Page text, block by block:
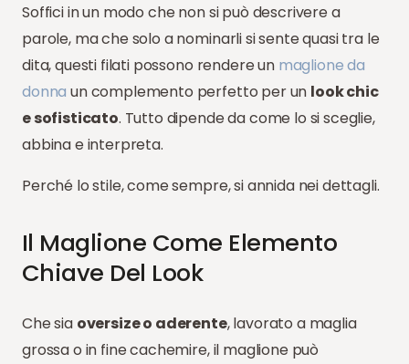
Soffici in un modo che non si può descrivere a
parole, ma che solo a nominarli si sente quasi tra le
dita, questi filati possono rendere un maglione da
donna un complemento perfetto per un look chic
e sofisticato. Tutto dipende da come lo si sceglie,
abbina e interpreta.
Perché lo stile, come sempre, si annida nei dettagli.
Il Maglione Come Elemento
Chiave Del Look
Che sia oversize o aderente, lavorato a maglia
grossa o in fine cachemire, il maglione può